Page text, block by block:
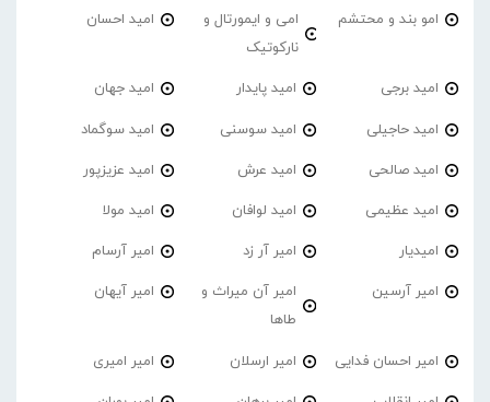
امو بند و محتشم
امی و ایمورتال و
نارکوتیک
امید احسان
امید برجی امید پایدار امید جهان
امید حاجیلی امید سوسنی امید سوگماد
امید صالحی امید عرش امید عزیزپور
امید عظیمی امید لوافان امید مولا
امیدیار امیر آر زد امیر آرسام
امیر آرسین
امیر آن میراث و
طاها
امیر آیهان
امیر احسان فدایی امیر ارسلان امیر امیری